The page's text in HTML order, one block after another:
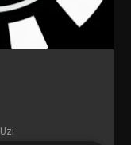
Uzi